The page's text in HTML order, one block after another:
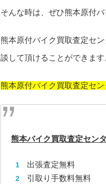
そんな時は、ぜひ熊本原付
熊本原付バイク買取査定セ
談して頂けることができます
熊本原付バイク買取査定セン
熊本バイク買取査定センタ
出張査定無料
引取り手数料無料